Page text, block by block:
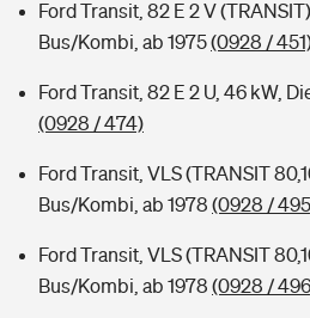
Ford Transit, 82 E 2 V
Bus/Kombi, ab 1975(0928 /
Ford Transit, 82 E 2 U, 46 kW,
(0928 / 474)
Ford Transit, VLS (TRANSIT
Bus/Kombi, ab 1978 (0928 /
Ford Transit, VLS (TRANSIT
Bus/Kombi, ab 1978 (0928 /